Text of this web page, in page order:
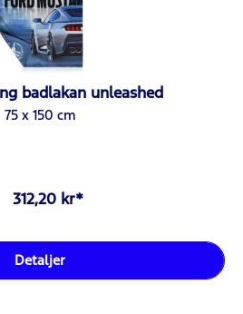
badlakan unleashed
75 x 150 cm
312,20 kr*
Detaljer